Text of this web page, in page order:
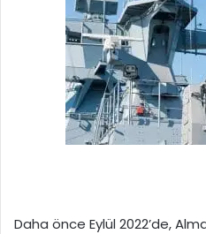
Daha önce Eylül 2022’de,